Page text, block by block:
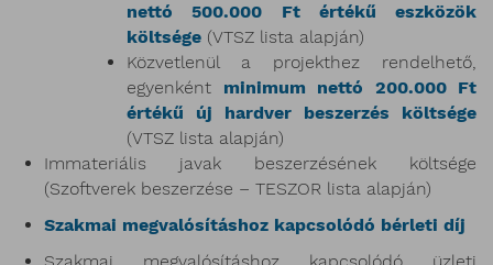
nettó 500.000 Ft értékű eszközök
költsége (VTSZ lista alapján)
Közvetlenül a projekthez rendelhető,
egyenként minimum nettó 200.000 Ft
értékű új hardver beszerzés költsége
(VTSZ lista alapján)
Immateriális javak beszerzésének költsége
(Szoftverek beszerzése – TESZOR lista alapján)
Szakmai megvalósításhoz kapcsolódó bérleti díj